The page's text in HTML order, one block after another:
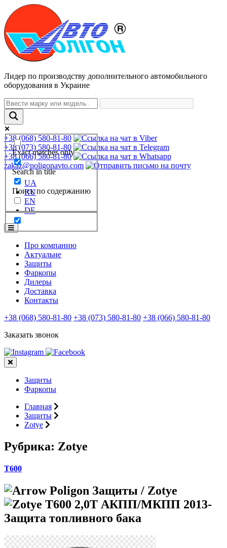
Лидер по производству дополнительного автомобильного
оборудования в Украине
Exact matches only
Search in title
Поиск по содержанию
+38 (068) 580-81-80
+38 (073) 580-81-80
+38 (066) 580-81-80
zakaz@poligonavto.com
UA
RU
EN
DE
Про компанию
Актуальне
Защиты
Фаркопы
Дилеры
Доставка
Контакты
+38 (068) 580-81-80 +38 (073) 580-81-80 +38 (066) 580-81-80
Заказать звонок
Защиты
Фаркопы
Главная
Защиты
Zotye
Рубрика: Zotye
T600
Защиты / Zotye